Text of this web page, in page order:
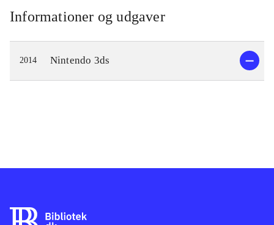
Informationer og udgaver
2014 Nintendo 3ds